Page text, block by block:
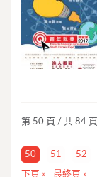
第 50 頁 / 共 84 頁
50
51 52
下頁 » 最終頁 »